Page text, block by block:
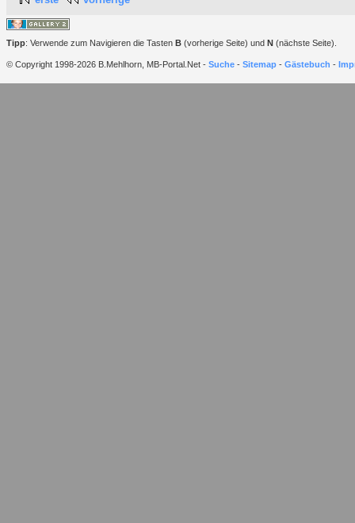
Tipp: Verwende zum Navigieren die Tasten B (vorherige Seite) und N (nächste Seite).
© Copyright 1998-2026 B.Mehlhorn, MB-Portal.Net - Suche - Sitemap - Gästebuch -